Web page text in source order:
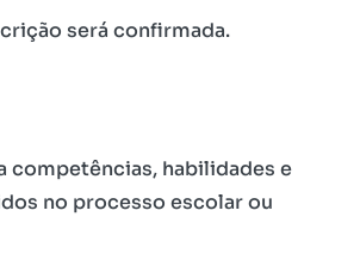
será confirmada.
competências, habilidades e
no processo escolar ou